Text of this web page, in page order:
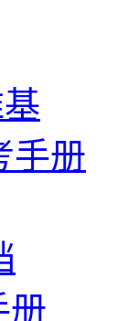
手册
册